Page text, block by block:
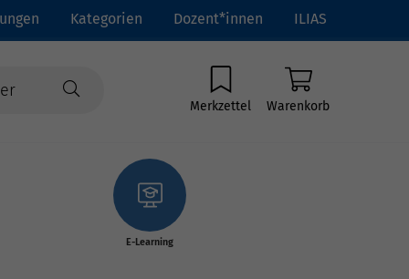
Kategorien Dozent*innen ILIAS
Merkzettel Warenkorb
E-Learning